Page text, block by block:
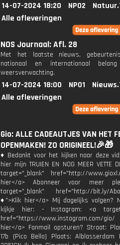
14-07-2024 18:20 NPO2
Alle afleveringen
NOS Journaal: Afl. 28
Met het laatste nieuws,
nationaal en internationaal
weersverwachting.
14-07-2024 18:00 NPO1
Alle afleveringen
Gio: ALLE CADEAUTJES VAN HET
OPENMAKEN! ZO ORIGINEEL!🎉🎁
♦ Bedankt voor het kijken naar deze
hier mijn TRUIEN EN NOG MEER VETTE
target="_blank" href="http://
hier</a> Abonneer voor meer
target="_blank" href="http://bit.ly/
♦">Klik hier</a> Mij dagelijks volgen?
kijkje hier: - Instagram: <a
href="https://www.instagram.com/
hier</a> Fanmail opsturen? Straat:
17b (Pico Bello) Plaats: Alblasserdam